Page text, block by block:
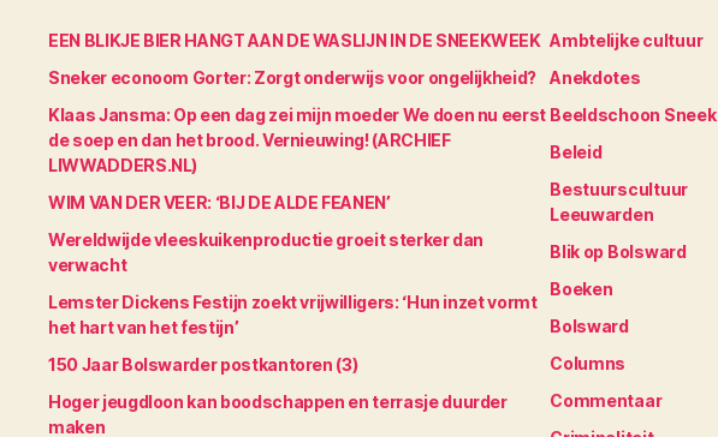
EEN BLIKJE BIER HANGT AAN DE WASLIJN IN DE SNEEKWEEK
Sneker econoom Gorter: Zorgt onderwijs voor ongelijkheid?
Klaas Jansma: Op een dag zei mijn moeder We doen nu eerst
de soep en dan het brood. Vernieuwing! (ARCHIEF
LIWWADDERS.NL)
WIM VAN DER VEER: ‘BIJ DE ALDE FEANEN’
Wereldwijde vleeskuikenproductie groeit sterker dan
verwacht
Lemster Dickens Festijn zoekt vrijwilligers: ‘Hun inzet vormt
het hart van het festijn’
150 Jaar Bolswarder postkantoren (3)
Hoger jeugdloon kan boodschappen en terrasje duurder
maken
Ambtelijke cultuur
Anekdotes
Beeldschoon Sneek
Beleid
Bestuurscultuur
Leeuwarden
Blik op Bolsward
Boeken
Bolsward
Columns
Commentaar